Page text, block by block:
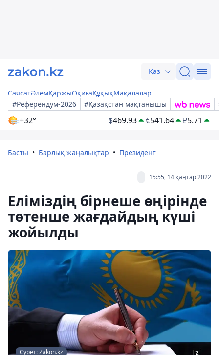
Қаз
СаясатӘлемҚаржыОқиғаҚұқықМақалалар
#Референдум-2026
#Қазақстан мақтанышы
+32° $469.93 €541.64 ₽5.71
Басты Барлық жаңалықтар Президент
15:55, 14 қаңтар 2022
Еліміздің бірнеше өңірінде
төтенше жағдайдың күші
жойылды
Сурет: Zakon.kz